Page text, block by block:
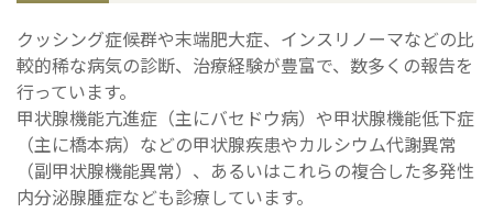
クッシング症候群や末端肥大症、インスリノーマなどの比
較的稀な病気の診断、治療経験が豊富で、数多くの報告を
行っています。
甲状腺機能亢進症（主にバセドウ病）や甲状腺機能低下症
（主に橋本病）などの甲状腺疾患やカルシウム代謝異常
（副甲状腺機能異常）、あるいはこれらの複合した多発性
内分泌腺腫症なども診療しています。